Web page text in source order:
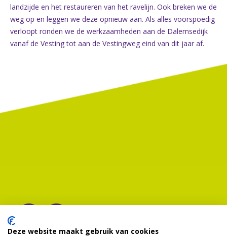
landzijde en het restaureren van het ravelijn. Ook breken we de
weg op en leggen we deze opnieuw aan. Als alles voorspoedig
verloopt ronden we de werkzaamheden aan de Dalemsedijk
vanaf de Vesting tot aan de Vestingweg eind van dit jaar af.
Deze website maakt gebruik van cookies